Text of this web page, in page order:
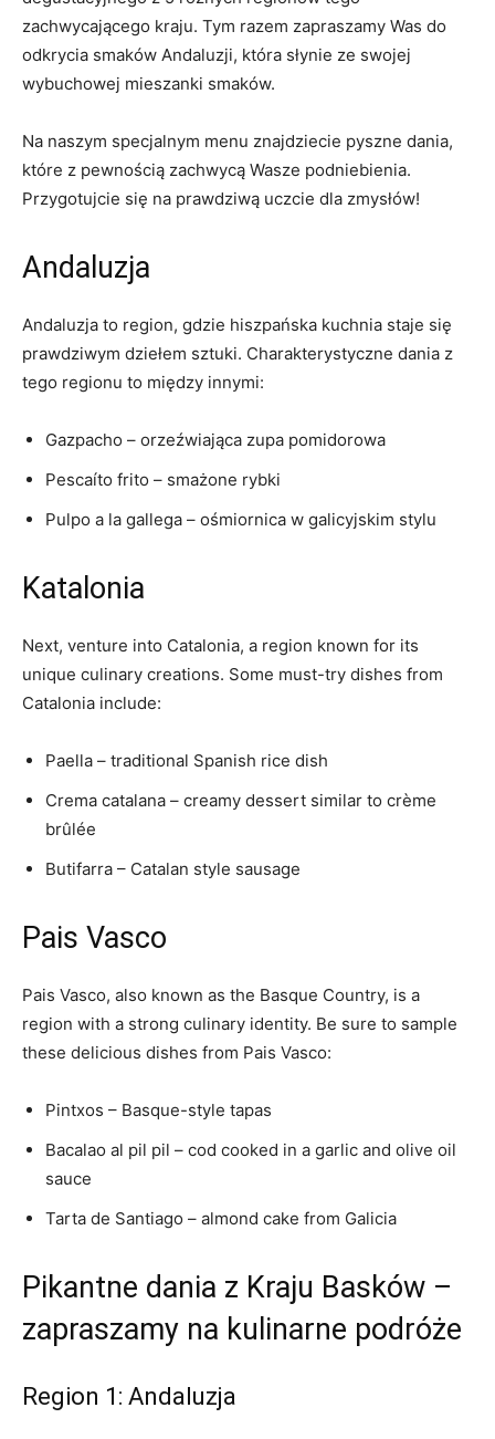
zachwycającego kraju. Tym razem zapraszamy Was do
odkrycia smaków Andaluzji, która słynie ze swojej
wybuchowej mieszanki smaków.
Na naszym specjalnym menu znajdziecie pyszne dania,
które z pewnością zachwycą Wasze podniebienia.
Przygotujcie się na prawdziwą uczcie dla zmysłów!
Andaluzja
Andaluzja to region, gdzie hiszpańska kuchnia staje się
prawdziwym dziełem sztuki. Charakterystyczne dania z
tego regionu to między innymi:
Gazpacho – orzeźwiająca zupa pomidorowa
Pescaíto frito – smażone rybki
Pulpo a la gallega – ośmiornica w galicyjskim stylu
Katalonia
Next, venture into Catalonia, a region known for its
unique culinary creations. Some must-try dishes from
Catalonia include:
Paella – traditional Spanish rice dish
Crema catalana – creamy dessert similar to crème
brûlée
Butifarra – Catalan style sausage
Pais Vasco
Pais Vasco, also known as the Basque Country, is a
region with a strong culinary identity. Be sure to sample
these delicious dishes from Pais Vasco:
Pintxos – Basque-style tapas
Bacalao al pil pil – cod cooked in a garlic and olive oil
sauce
Tarta de Santiago – almond cake from Galicia
Pikantne dania z Kraju Basków –
zapraszamy na kulinarne podróże
Region 1: Andaluzja